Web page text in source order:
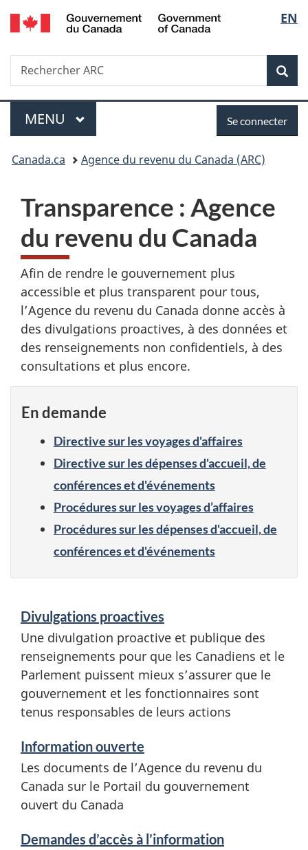
Passer
au
Passer
à
du
Passer
à
simplifiée
de
la
EN
Recherche
Rechercher
ARC
Menu
MENU PRINCIPAL
connecter
Se connecter
Vous
ici :
Canada.ca Agence du revenu du Canada (ARC)
Transparence : Agence
du revenu du Canada
Afin de rendre le gouvernement plus
accessible et plus transparent pour tous,
l’Agence du revenu du Canada donne accès à
des divulgations proactives, à des données et
des renseignements non confidentiels, à des
consultations et plus encore.
En demande
Directive sur les voyages d'affaires
Directive sur les dépenses d'accueil, de
conférences et d'événements
Procédures sur les voyages d’affaires
Procédures sur les dépenses d'accueil, de
conférences et d'événements
e
r
v
i
e
s
e
Divulgations proactives
Une divulgation proactive et publique des
renseignements pour que les Canadiens et le
Parlement puissent mieux s’assurer que le
gouvernement et les fonctionnaires sont
tenus responsables de leurs actions
Information ouverte
Les documents de l’Agence du revenu du
Canada sur le Portail du gouvernement
ouvert du Canada
Demandes d’accès à l’information